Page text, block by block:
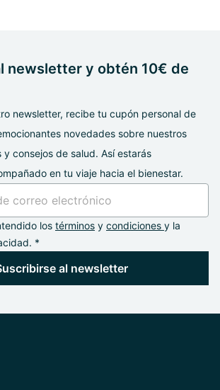
newsletter y obtén 10€ de
newsletter, recibe tu cupón personal de
novedades sobre nuestros
consejos de salud. Así estarás
en tu viaje hacia el bienestar.
los términos y condiciones y la
*
al newsletter